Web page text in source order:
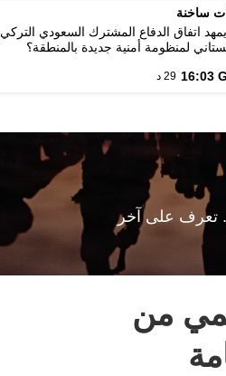
ساخنة
اتفاق الدفاع المشترك السعودي التركي
لمنظومة أمنية جديدة بالمنطقة؟
16:03 29 د
تعرف على آخر
من